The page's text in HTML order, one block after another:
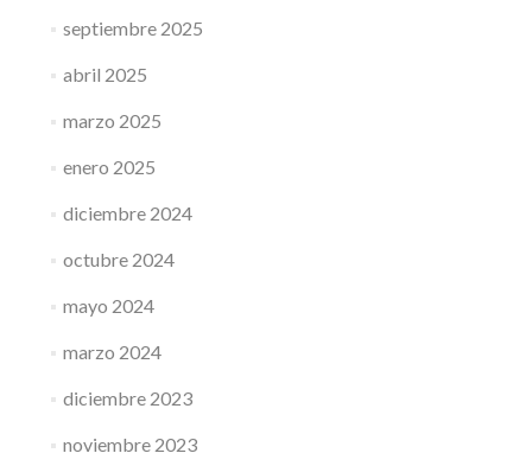
septiembre 2025
abril 2025
marzo 2025
enero 2025
diciembre 2024
octubre 2024
mayo 2024
marzo 2024
diciembre 2023
noviembre 2023